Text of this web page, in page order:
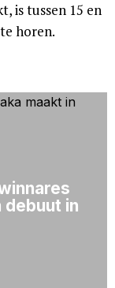
is tussen 15 en
horen.
debuut in